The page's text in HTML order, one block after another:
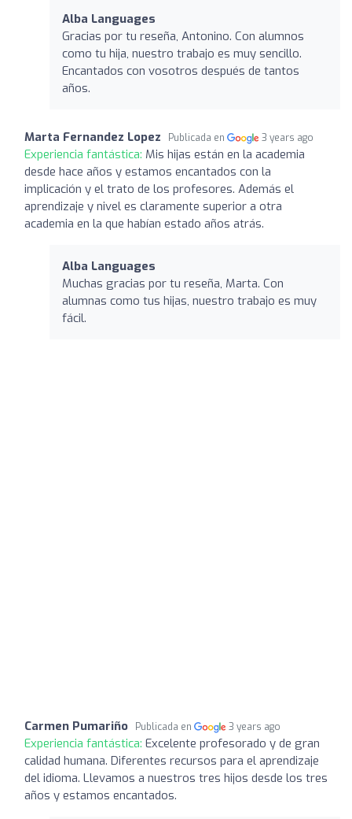
Alba Languages
Gracias por tu reseña, Antonino. Con alumnos
como tu hija, nuestro trabajo es muy sencillo.
Encantados con vosotros después de tantos
años.
Marta Fernandez Lopez Publicada en 3 years ago
Experiencia fantástica: Mis hijas están en la academia
desde hace años y estamos encantados con la
implicación y el trato de los profesores. Además el
aprendizaje y nivel es claramente superior a otra
academia en la que habían estado años atrás.
Alba Languages
Muchas gracias por tu reseña, Marta. Con
alumnas como tus hijas, nuestro trabajo es muy
fácil.
Carmen Pumariño Publicada en 3 years ago
Experiencia fantástica: Excelente profesorado y de gran
calidad humana. Diferentes recursos para el aprendizaje
del idioma. Llevamos a nuestros tres hijos desde los tres
años y estamos encantados.